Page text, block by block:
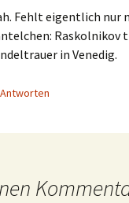
Fehlt eigentlich nur
Raskolnikov
in Venedig.
Antworten